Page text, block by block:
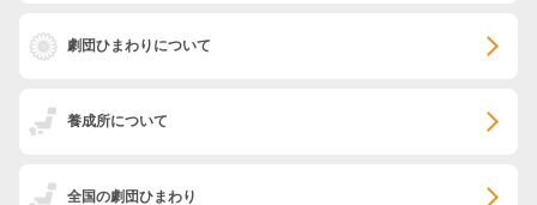
劇団ひまわりについて
養成所について
全国の劇団ひまわり